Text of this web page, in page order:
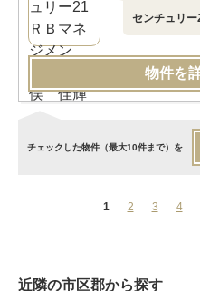
センチュリ
物件を
チェックした物件（最大10件まで）を
1 2 3 4
近隣の市区郡から探す